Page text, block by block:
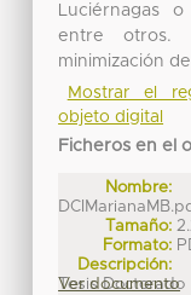
Luciérnagas
entre otros.
minimización
Mostrar el
objeto digital
Ficheros en el
Nombre:
Tamaño:
Formato:
Descripción:
Tesis Doctorado
Ver documento